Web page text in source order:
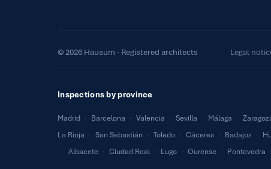
© 2026 Hausum · Registered architects Legal
Inspections by province
Madrid · Barcelona · Valencia · Sevilla · Málaga ·
La Rioja · San Sebastián · Toledo · Cáceres · Badajoz ·
· Albacete · Ciudad Real · Lugo · Ourense · Pontevedra ·